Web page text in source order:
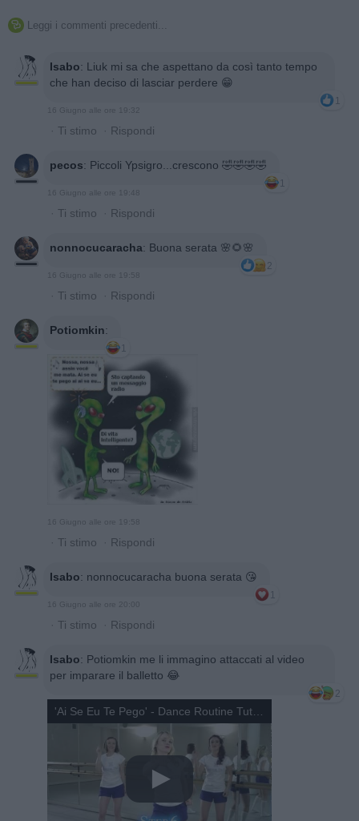
 Leggi i commenti precedenti...
Isabo: Liuk mi sa che aspettano da così tanto tempo
che han deciso di lasciar perdere 😁
1
16 Giugno alle ore 19:32
· Ti stimo · Rispondi
pecos: Piccoli Ypsigro...crescono 🤣🤣🤣🤣
1
16 Giugno alle ore 19:48
· Ti stimo · Rispondi
nonnocucaracha: Buona serata 🌸🌻🌸
2
16 Giugno alle ore 19:58
· Ti stimo · Rispondi
Potiomkin:
1
16 Giugno alle ore 19:58
· Ti stimo · Rispondi
Isabo: nonnocucaracha buona serata 😘
1
16 Giugno alle ore 20:00
· Ti stimo · Rispondi
Isabo: Potiomkin me li immagino attaccati al video
per imparare il balletto 😂
2